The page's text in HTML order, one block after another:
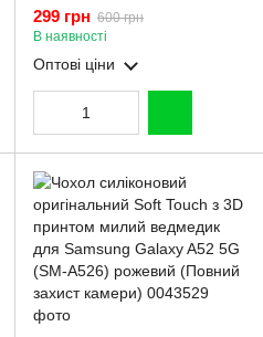
принтом злого кота для
Samsung Galaxy A52 5G
(SM-A526) молочний
(Повний захист камери)
299 грн 600 грн
В наявності
Оптові ціни